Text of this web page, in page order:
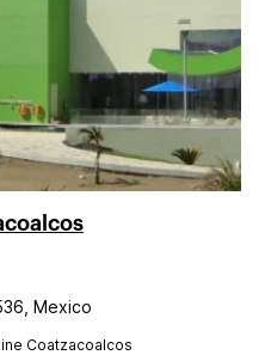
Mexico
Coatzacoalcos